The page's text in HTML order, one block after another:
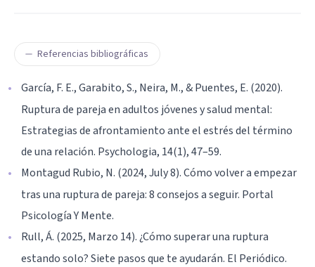
Referencias bibliográficas
García, F. E., Garabito, S., Neira, M., & Puentes, E. (2020).
Ruptura de pareja en adultos jóvenes y salud mental:
Estrategias de afrontamiento ante el estrés del término
de una relación. Psychologia, 14(1), 47–59.
Montagud Rubio, N. (2024, July 8). Cómo volver a empezar
tras una ruptura de pareja: 8 consejos a seguir. Portal
Psicología Y Mente.
Rull, Á. (2025, Marzo 14). ¿Cómo superar una ruptura
estando solo? Siete pasos que te ayudarán. El Periódico.